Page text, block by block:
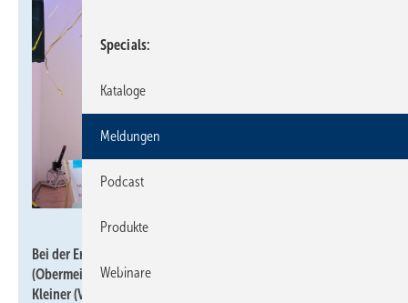
Bei der Eröffnung (v.l.): Moderator Karsten Penz, Frank Zöller
(Obermeister der SHK Innung KarlsruheBruchsal), Aeneas
Kleiner (Vorstandsmitglied der SHK Innung
Specials
Kataloge
Meldungen
Podcast
Produkte
Webinare